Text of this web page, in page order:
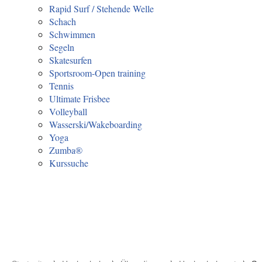
Rapid Surf / Stehende Welle
Schach
Schwimmen
Segeln
Skatesurfen
Sportsroom-Open training
Tennis
Ultimate Frisbee
Volleyball
Wasserski/Wakeboarding
Yoga
Zumba®
Kurssuche